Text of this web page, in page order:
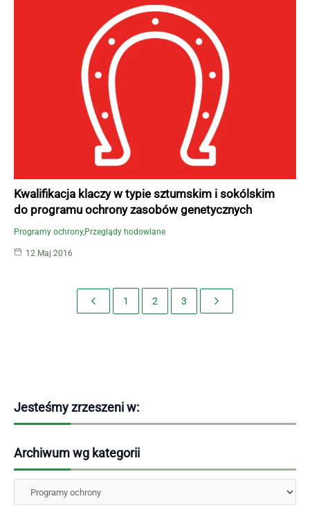
Programy ochrony Przeglądy hodowlane
Kwalifikacja klaczy w typie sztumskim i sokólskim
do programu ochrony zasobów genetycznych
12 Maj 2016
1 2 3
Jesteśmy zrzeszeni w:
Archiwum wg kategorii